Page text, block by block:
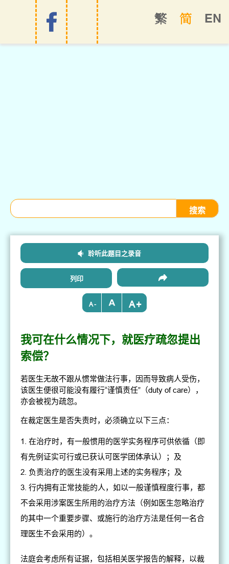
EN
简
繁
聆听此题目之录音
列印
- +
我可在什么情况下，就医疗疏忽提出
索偿？
若医生无故不跟从惯常做法行事，因而导致病人受伤，
该医生便很可能没有履行“谨慎责任”（duty of care），
亦会被视为疏忽。
在裁定医生是否失责时，必须确立以下三点：
在治疗时，有一般惯用的医学实务程序可供依循（即
有先例证实可行或已获认可医学团体承认）；及
负责治疗的医生没有采用上述的实务程序；及
行内拥有正常技能的人，如以一般谨慎程度行事，都
不会采用涉案医生所用的治疗方法（例如医生忽略治疗
的其中一个重要步骤、或施行的治疗方法是任何一名合
理医生不会采用的）。
法庭会考虑所有证据，包括相关医学报告的解释，以裁